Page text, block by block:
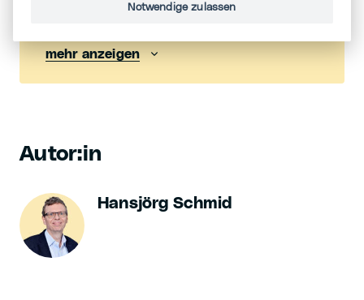
Buchtipp
mehr anzeigen
Autor:in
Hansjörg Schmid
Notwendige zulassen